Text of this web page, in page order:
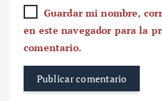
Guardar mi nombre,
en este navegador para la
comentario.